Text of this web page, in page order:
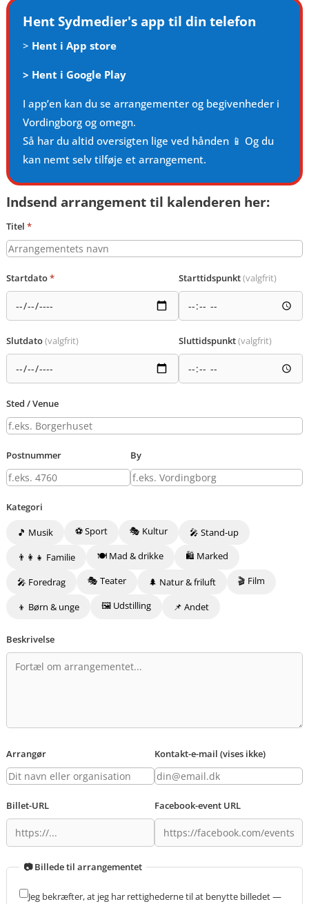
Hent Sydmedier's app til din telefon
> Hent i App store
> Hent i Google Play
I app’en kan du se arrangementer og begivenheder i
Vordingborg og omegn.
Så har du altid oversigten lige ved hånden 📱 Og du
kan nemt selv tilføje et arrangement.
Indsend arrangement til kalenderen her:
Titel *
Startdato* Starttidspunkt(valgfrit)
Slutdato(valgfrit) Sluttidspunkt(valgfrit)
Sted / Venue
Postnummer By
Kategori
🎵 Musik ⚽ Sport 🎭 Kultur
🎤 Stand-up
👨‍👩‍👧 Familie
🍽️ Mad & drikke 🛍️ Marked
🎤 Foredrag 🎭 Teater 🌲 Natur & friluft 🎬 Film
👦 Børn & unge 🖼️ Udstilling 📌 Andet
Beskrivelse
Arrangør Kontakt-e-mail (vises ikke)
Billet-URL Facebook-event URL
📷 Billede til arrangementet
Jeg bekræfter, at jeg har rettighederne til at benytte billedet —